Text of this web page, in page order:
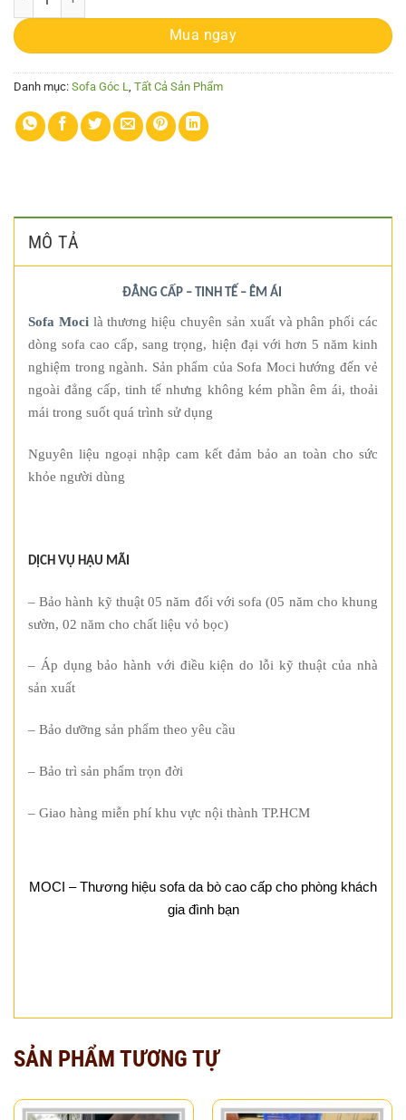
Mua ngay
Danh mục: Sofa Góc L Tất Cả Sản Phẩm
MÔ TẢ
ĐẲNG CẤP – TINH TẾ – ÊM ÁI
Sofa Mocilà thương hiệu chuyên sản xuất và phân phối các
dòng sofa cao cấp, sang trọng, hiện đại với hơn 5 năm kinh
nghiệm trong ngành. Sản phẩm của Sofa Moci hướng đến vẻ
ngoài đẳng cấp, tinh tế nhưng không kém phần êm ái, thoải
mái trong suốt quá trình sử dụng
Nguyên liệu ngoại nhập cam kết đảm bảo an toàn cho sức
khỏe người dùng
DỊCH VỤ HẬU MÃI
– Bảo hành kỹ thuật 05 năm đối với sofa (05 năm cho khung
sườn, 02 năm cho chất liệu vỏ bọc)
– Áp dụng bảo hành với điều kiện do lỗi kỹ thuật của nhà
sản xuất
– Bảo dưỡng sản phẩm theo yêu cầu
– Bảo trì sản phẩm trọn đời
– Giao hàng miễn phí khu vực nội thành TP.HCM
MOCI – Thương hiệu sofa da bò cao cấp cho phòng khách
gia đình bạn
SẢN PHẨM TƯƠNG TỰ